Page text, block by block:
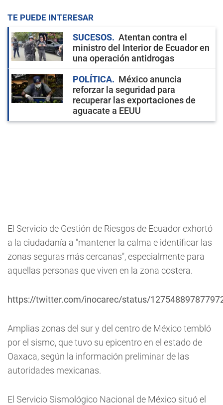
TE PUEDE INTERESAR
SUCESOS
Atentan contra el
ministro del Interior de Ecuador en
una operación antidrogas
POLÍTICA
México anuncia
reforzar la seguridad para
recuperar las exportaciones de
aguacate a EEUU
El Servicio de Gestión de Riesgos de Ecuador exhortó
a la ciudadanía a "mantener la calma e identificar las
zonas seguras más cercanas", especialmente para
aquellas personas que viven en la zona costera.
https://twitter.com/inocarec/status/
Amplias zonas del sur y del centro de México tembló
por el sismo, que tuvo su epicentro en el estado de
Oaxaca, según la información preliminar de las
autoridades mexicanas.
El Servicio Sismológico Nacional de México situó el